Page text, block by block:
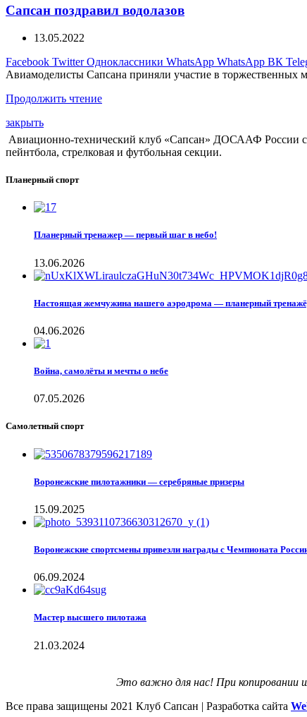
Сапсан поздравил водолазов
13.05.2022
Facebook Twitter Одноклассники WhatsApp WhatsApp ВК
Авиамоделисты Сапсана приняли участие в торжественных
Продолжить чтение
закрыть
Авиационно-технический клуб «Сапсан» ДОСААФ России
пейнтбола, стрелковая и футбольная секции.
Планерный спорт
Планерный тренажер — первый шаг в небо!
13.06.2026
Настоящая жемчужина нашего аэродрома — планерный
04.06.2026
Война, самолёты и мечты о небе
07.05.2026
Самолетный спорт
Воронежские пилотажники — серебряные призеры
15.09.2025
Воронежские спортсмены привезли награды с Чемпионата
06.09.2024
Мастер высшего пилотажа
21.03.2024
Это важно для нас! При копировании
Все права защищены 2021 Клуб Сапсан | Разработка сайта